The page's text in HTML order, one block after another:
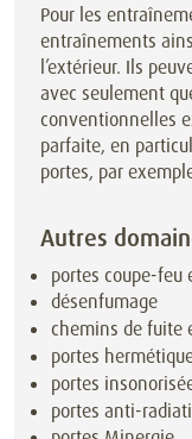
Pour les
entraînements
l’extérieur. Ils
avec seulement
conventionnelles
parfaite, en
portes, par
Autres
portes coupe-feu
désenfumage
chemins de fuite
portes
portes
portes anti-